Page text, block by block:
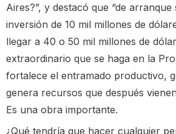
Aires?”, y destacó que “de
inversión de 10 mil millones de
llegar a 40 o 50 mil millones de
extraordinario que se haga en la
fortalece el entramado productivo,
genera recursos que después
Es una obra importante.
¿Qué tendría que hacer cualquier